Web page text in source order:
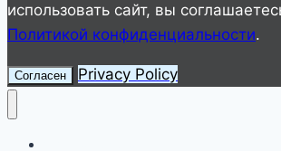
использовать сайт, вы
Политикой конфиденциальности.
Согласен Privacy Policy